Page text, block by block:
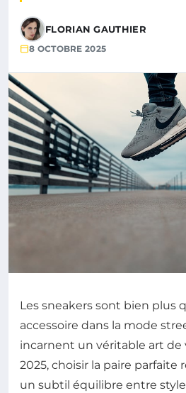
FLORIAN GAUTHIER
8 OCTOBRE 2025
Les sneakers sont bien plus
accessoire dans la mode
incarnent un véritable art de
2025, choisir la paire parfaite
un subtil équilibre entre